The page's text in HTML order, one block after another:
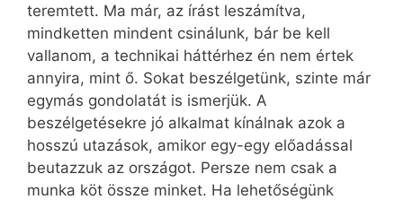
teremtett. Ma már, az írást leszámítva,
mindketten mindent csinálunk, bár be kell
vallanom, a technikai háttérhez én nem értek
annyira, mint ő. Sokat beszélgetünk, szinte már
egymás gondolatát is ismerjük. A
beszélgetésekre jó alkalmat kínálnak azok a
hosszú utazások, amikor egy-egy előadással
beutazzuk az országot. Persze nem csak a
munka köt össze minket. Ha lehetőségünk